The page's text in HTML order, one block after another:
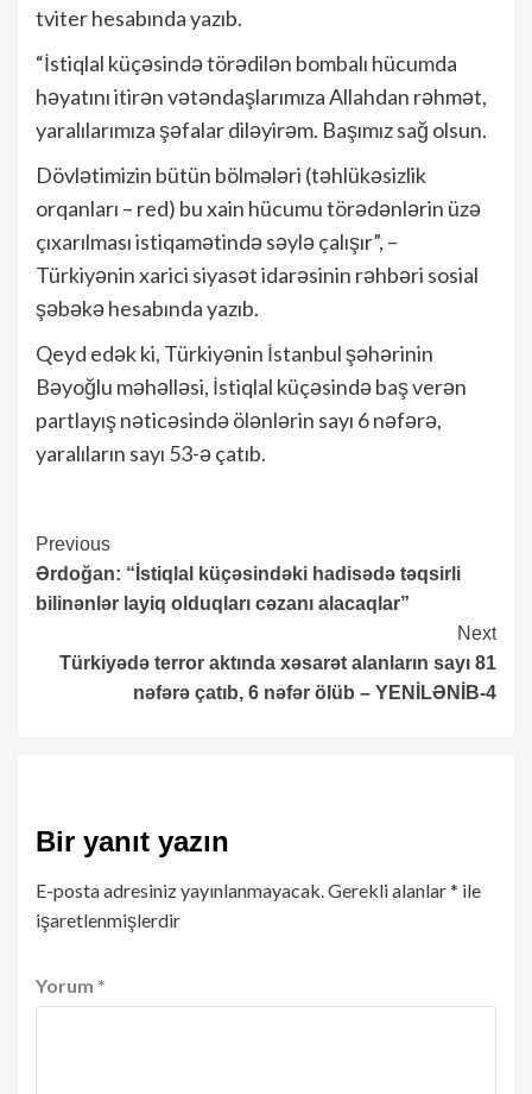
tviter hesabında yazıb.
“İstiqlal küçəsində törədilən bombalı hücumda
həyatını itirən vətəndaşlarımıza Allahdan rəhmət,
yaralılarımıza şəfalar diləyirəm. Başımız sağ olsun.
Dövlətimizin bütün bölmələri (təhlükəsizlik
orqanları – red) bu xain hücumu törədənlərin üzə
çıxarılması istiqamətində səylə çalışır”, –
Türkiyənin xarici siyasət idarəsinin rəhbəri sosial
şəbəkə hesabında yazıb.
Qeyd edək ki, Türkiyənin İstanbul şəhərinin
Bəyoğlu məhəlləsi, İstiqlal küçəsində baş verən
partlayış nəticəsində ölənlərin sayı 6 nəfərə,
yaralıların sayı 53-ə çatıb.
Continue
Reading
Previous
Ərdoğan: “İstiqlal küçəsindəki hadisədə təqsirli
bilinənlər layiq olduqları cəzanı alacaqlar”
Next
Türkiyədə terror aktında xəsarət alanların sayı 81
nəfərə çatıb, 6 nəfər ölüb – YENİLƏNİB-4
Bir yanıt yazın
E-posta adresiniz yayınlanmayacak.Gerekli alanlar* ile
işaretlenmişlerdir
Yorum *